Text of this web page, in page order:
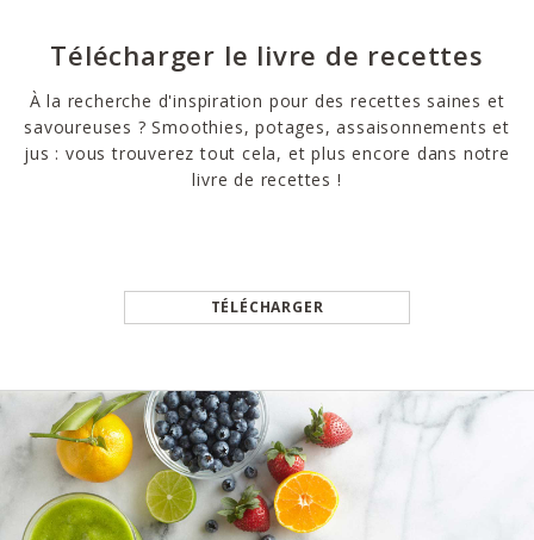
Télécharger le livre de recettes
À la recherche d'inspiration pour des recettes saines et
savoureuses ? Smoothies, potages, assaisonnements et
jus : vous trouverez tout cela, et plus encore dans notre
livre de recettes !
TÉLÉCHARGER